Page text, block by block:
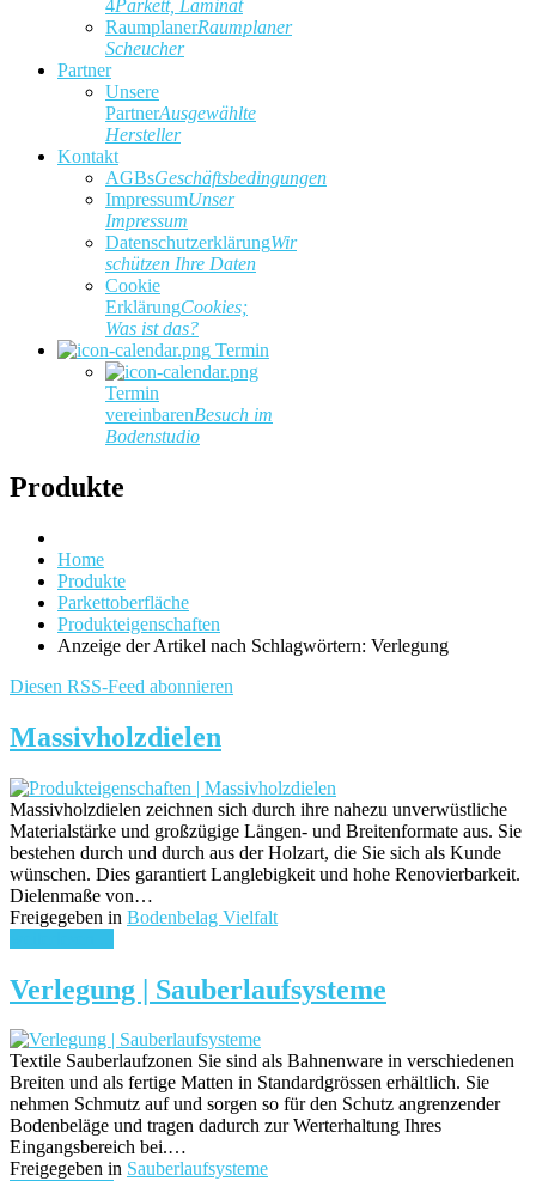
4Parkett, Laminat
RaumplanerRaumplaner
Scheucher
Partner
Unsere
PartnerAusgewählte
Hersteller
Kontakt
AGBsGeschäftsbedingungen
ImpressumUnser
Impressum
DatenschutzerklärungWir
schützen Ihre Daten
Cookie
ErklärungCookies;
Was ist das?
Termin
Termin
vereinbarenBesuch im
Bodenstudio
Produkte
Home
Produkte
Parkettoberfläche
Produkteigenschaften
Anzeige der Artikel nach Schlagwörtern: Verlegung
Diesen RSS-Feed abonnieren
Massivholzdielen
Massivholzdielen zeichnen sich durch ihre nahezu unverwüstliche
Materialstärke und großzügige Längen- und Breitenformate aus. Sie
bestehen durch und durch aus der Holzart, die Sie sich als Kunde
wünschen. Dies garantiert Langlebigkeit und hohe Renovierbarkeit.
Dielenmaße von…
Freigegeben in Bodenbelag Vielfalt
Verlegung | Sauberlaufsysteme
Textile Sauberlaufzonen Sie sind als Bahnenware in verschiedenen
Breiten und als fertige Matten in Standardgrössen erhältlich. Sie
nehmen Schmutz auf und sorgen so für den Schutz angrenzender
Bodenbeläge und tragen dadurch zur Werterhaltung Ihres
Eingangsbereich bei.…
Freigegeben in Sauberlaufsysteme